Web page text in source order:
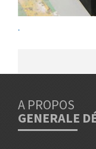
.
A PROPOS
GENERALE